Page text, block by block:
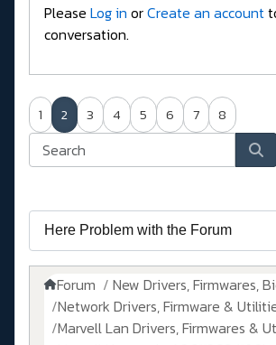
Please Log in orCreate an account
conversation.
1 2 3 4 5 6 7 8
Forum
New Drivers, Firmwares,
Network Drivers, Firmware &
Marvell Lan Drivers, Firmwares &